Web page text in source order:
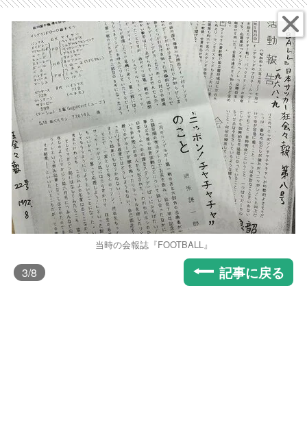
当時の会報誌『FOOTBALL』
3/8 記事に戻る